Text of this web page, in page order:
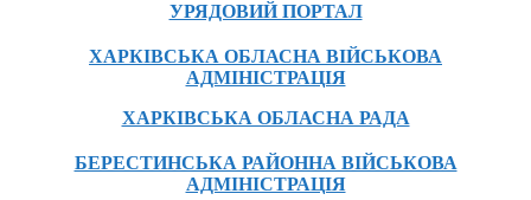
УРЯДОВИЙ ПОРТАЛ
ХАРКІВСЬКА ОБЛАСНА ВІЙСЬКОВА
АДМІНІСТРАЦІЯ
ХАРКІВСЬКА ОБЛАСНА РАДА
БЕРЕСТИНСЬКА РАЙОННА ВІЙСЬКОВА
АДМІНІСТРАЦІЯ